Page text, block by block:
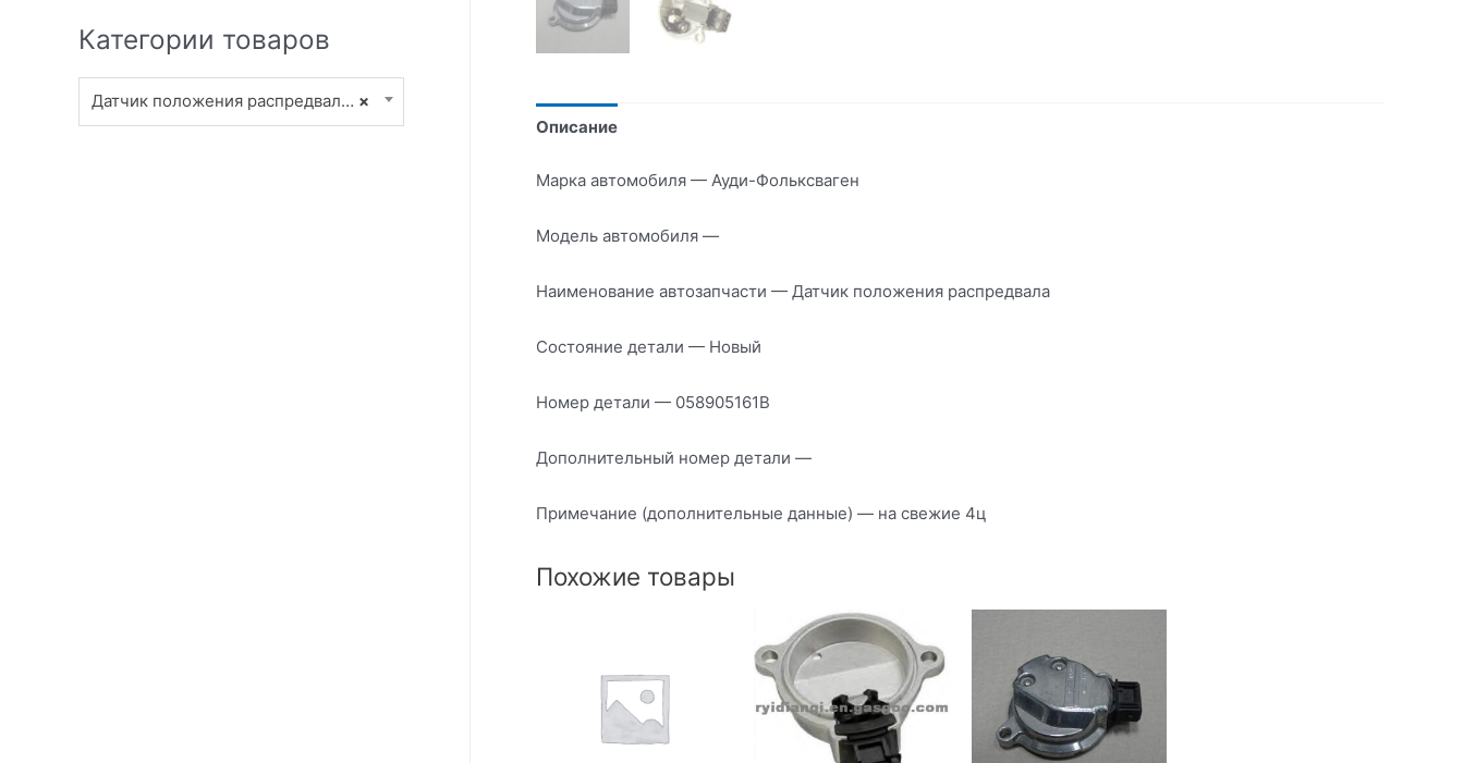
Категории товаров
×
Датчик положения распредвала (4)
Описание
Марка автомобиля — Ауди-Фольксваген
Модель автомобиля —
Наименование автозапчасти — Датчик положения распредвала
Состояние детали — Новый
Номер детали — 058905161B
Дополнительный номер детали —
Примечание (дополнительные данные) — на свежие 4ц
Похожие товары